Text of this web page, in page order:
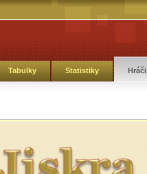
Tabulky Statistiky Hráči